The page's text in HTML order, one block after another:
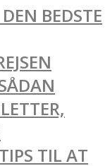
BEDSTE
TIL AT